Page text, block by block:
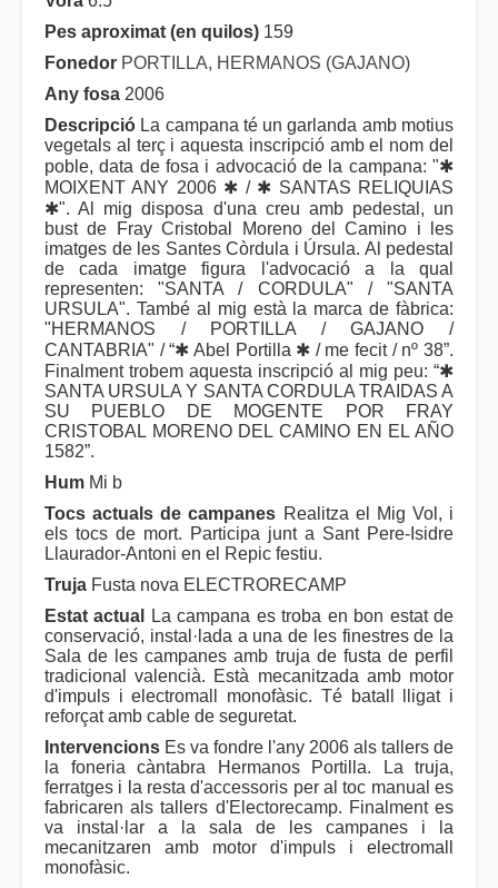
Pes aproximat (en quilos) 159
Fonedor PORTILLA, HERMANOS (GAJANO)
Any fosa 2006
Descripció La campana té un garlanda amb motius
vegetals al terç i aquesta inscripció amb el nom del
poble, data de fosa i advocació de la campana: "✱
MOIXENT ANY 2006 ✱ / ✱ SANTAS RELIQUIAS
✱". Al mig disposa d'una creu amb pedestal, un
bust de Fray Cristobal Moreno del Camino i les
imatges de les Santes Còrdula i Úrsula. Al pedestal
de cada imatge figura l'advocació a la qual
representen: "SANTA / CORDULA" / "SANTA
URSULA". També al mig està la marca de fàbrica:
"HERMANOS / PORTILLA / GAJANO /
CANTABRIA" / “✱ Abel Portilla ✱ / me fecit / nº 38”.
Finalment trobem aquesta inscripció al mig peu: “✱
SANTA URSULA Y SANTA CORDULA TRAIDAS A
SU PUEBLO DE MOGENTE POR FRAY
CRISTOBAL MORENO DEL CAMINO EN EL AÑO
1582”.
Hum Mi b
Tocs actuals de campanes Realitza el Mig Vol, i
els tocs de mort. Participa junt a Sant Pere-Isidre
Llaurador-Antoni en el Repic festiu.
Truja Fusta nova ELECTRORECAMP
Estat actual
La campana es troba en bon estat de
conservació, instal·lada a una de les finestres de la
Sala de les campanes amb truja de fusta de perfil
tradicional valencià. Està mecanitzada amb motor
d'impuls i electromall monofàsic. Té batall lligat i
reforçat amb cable de seguretat.
Intervencions Es va fondre l'any 2006 als tallers de
la foneria càntabra Hermanos Portilla. La truja,
ferratges i la resta d'accessoris per al toc manual es
fabricaren als tallers d'Electorecamp. Finalment es
va instal·lar a la sala de les campanes i la
mecanitzaren amb motor d'impuls i electromall
monofàsic.